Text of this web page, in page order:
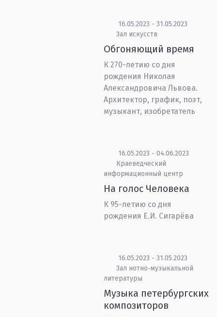
16.05.2023 - 31.05.2023
Зал искусств
Обгоняющий время
К 270-летию со дня
рождения Николая
Александровича Львова.
Архитектор, график, поэт,
музыкант, изобретатель
16.05.2023 - 04.06.2023
Краеведческий
информационный центр
На голос Человека
К 95-летию со дня
рождения Е.И. Сигарёва
16.05.2023 - 31.05.2023
Зал нотно-музыкальной
литературы
Музыка петербургских
композиторов